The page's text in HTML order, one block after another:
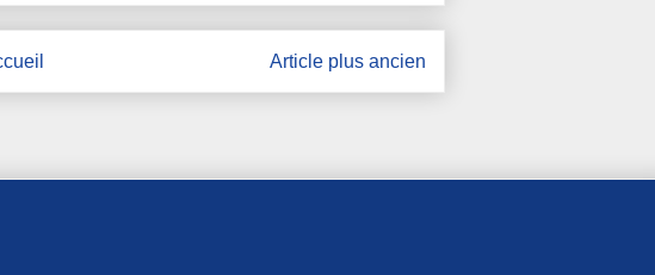
Article plus ancien